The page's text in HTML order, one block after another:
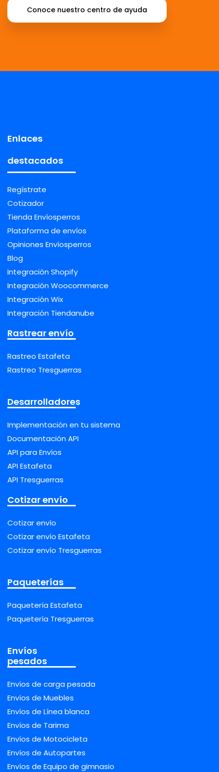
Conoce nuestro centro de ayuda
Enlaces
destacados
Regístrate
Cotizador
Tienda Envíosperros
Plataforma de envíos
Opiniones Envíosperros
Blog
Integración Shopify
Integración Woocommerce
Integración Wix
Integración Tiendanube
Rastrear envío
Rastreo Estafeta
Rastreo Tresguerras
Desarrolladores
Implementación en tu sistema
Documentación API
API para Envíos
API Estafeta
API Tresguerras
Cotizar envío
Cotizar envío
Cotizar envío Estafeta
Cotizar envío Tresguerras
Paqueterías
Paquetería Estafeta
Paquetería Tresguerras
Envíos
pesados
Envíos de carga pesada
Envíos de Muebles
Envíos de Línea blanca
Envíos de Tarima
Envíos de Motocicleta
Envíos de Autopartes
Envíos de Equipo de gimnasio